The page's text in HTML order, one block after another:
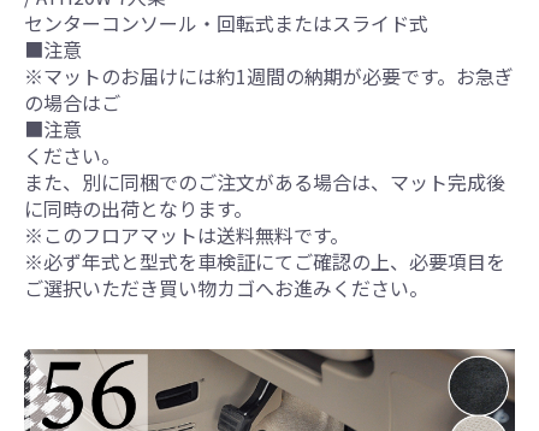
センターコンソール・回転式またはスライド式
■注意
※マットのお届けには約1週間の納期が必要です。お急ぎ
の場合はご
■注意
ください。
また、別に同梱でのご注文がある場合は、マット完成後
に同時の出荷となります。
※このフロアマットは送料無料です。
※必ず年式と型式を車検証にてご確認の上、必要項目を
ご選択いただき買い物カゴへお進みください。